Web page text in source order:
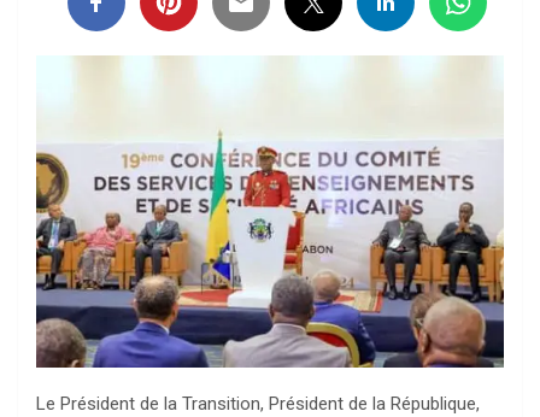
Le Président de la Transition, Président de la République,